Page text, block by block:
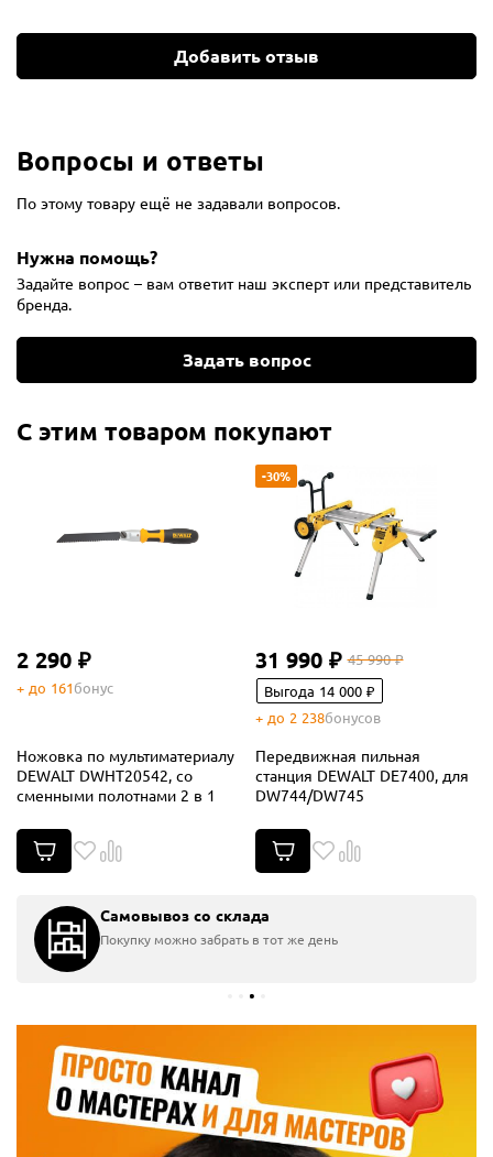
Добавить отзыв
Вопросы и ответы
По этому товару ещё не задавали вопросов.
Нужна помощь?
Задайте вопрос – вам ответит наш эксперт или представитель
бренда.
Задать вопрос
С этим товаром покупают
2 290 ₽
+ до 161бонус
Ножовка по мультиматериалу
DEWALT DWHT20542, cо
сменными полотнами 2 в 1
-30%
31 990 ₽ 45 990 ₽
Выгода 14 000 ₽
+ до 2 238бонусов
Передвижная пильная
станция DEWALT DE7400, для
DW744/DW745
Самовывоз со склада
Покупку можно забрать в тот же день